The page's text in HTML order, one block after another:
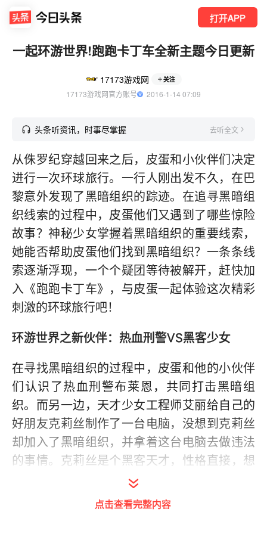
打开APP
一起环游世界!跑跑卡丁车全新主题今日更新
17173游戏网 关注
17173游戏网官方账号
  2016-1-14 07:09
头条听资讯，时事尽掌握 去听全文
从侏罗纪穿越回来之后，皮蛋和小伙伴们决定
进行一次环球旅行。一行人刚出发不久，在巴
黎意外发现了黑暗组织的踪迹。在追寻黑暗组
织线索的过程中，皮蛋他们又遇到了哪些惊险
故事？神秘少女掌握着黑暗组织的重要线索，
她能否帮助皮蛋他们找到黑暗组织？一条条线
索逐渐浮现，一个个疑团等待被解开，赶快加
入《跑跑卡丁车》，与皮蛋一起体验这次精彩
刺激的环球旅行吧！
环游世界之新伙伴：热血刑警VS黑客少女
在寻找黑暗组织的过程中，皮蛋和他的小伙伴
们认识了热血刑警布莱恩，共同打击黑暗组
织。而另一边，天才少女工程师艾丽给自己的
好朋友克莉丝制作了一台电脑，没想到克莉丝
却加入了黑暗组织，并拿着这台电脑去做违法
的事情。克莉丝是个黑客天才，性格直接，想
到就一定要去尝试。她加入黑暗组织参与组织
征服世界的计划，纯粹是因为觉得好玩而已。
点击查看完整内容